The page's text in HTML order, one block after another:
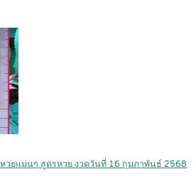
หวยแม่นๆ สูตรหวย งวดวันที่ 16 กุมภาพันธ์ 2568